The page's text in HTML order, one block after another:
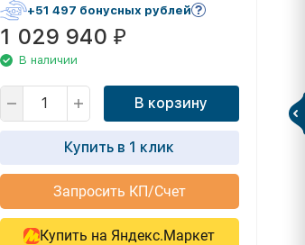
+51 497 бонусных рублей
1 029 940 ₽
В наличии
В корзину
Купить в 1 клик
Запросить КП/Счет
Купить на Яндекс.Маркет